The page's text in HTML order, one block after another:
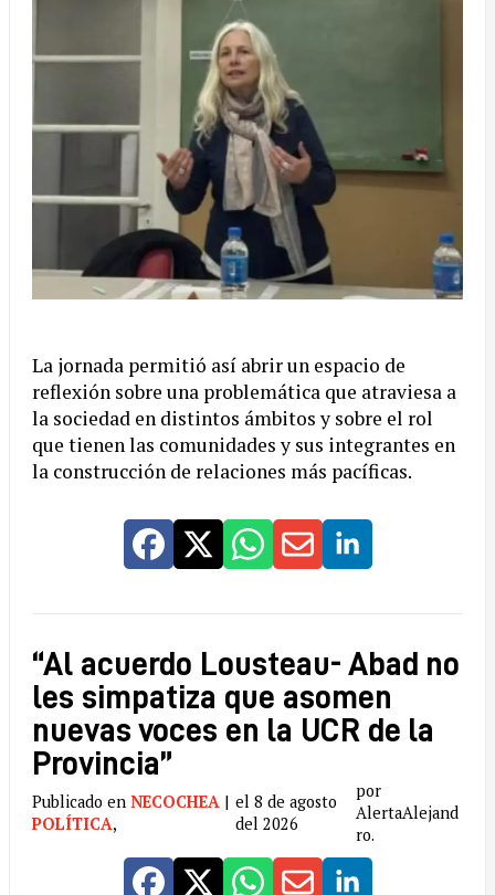
La jornada permitió así abrir un espacio de
reflexión sobre una problemática que atraviesa a
la sociedad en distintos ámbitos y sobre el rol
que tienen las comunidades y sus integrantes en
la construcción de relaciones más pacíficas.
“Al acuerdo Lousteau- Abad no
les simpatiza que asomen
nuevas voces en la UCR de la
Provincia”
Publicado en NECOCHEA |
POLÍTICA,
el 8 de agosto
del 2026
por
AlertaAlejand
ro.